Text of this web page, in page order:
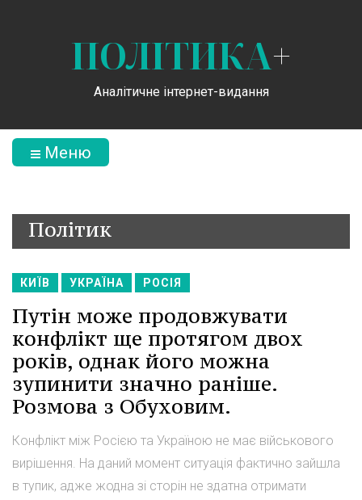
ПОЛІТИКА+
Аналітичне інтернет-видання
Меню
Політик
КИЇВ УКРАЇНА РОСІЯ
Путін може продовжувати
конфлікт ще протягом двох
років, однак його можна
зупинити значно раніше.
Розмова з Обуховим.
Конфлікт між Росією та Україною не має військового
вирішення. На даний момент ситуація фактично зайшла
в тупик, адже жодна зі сторін не здатна отримати